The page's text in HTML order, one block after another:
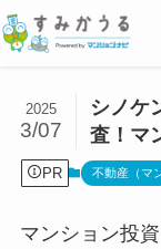
シノケ
査！マ
2025
3/07
PR 不動産（マ
マンション投